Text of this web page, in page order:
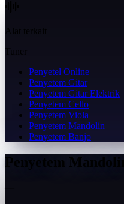
Tuner
Penyetel Online
Penyetem Gitar
Penyetem Gitar Elektrik
Penyetem Cello
Penyetem Viola
Penyetem Mandolin
Penyetem Banjo
Penyetem Mandolin